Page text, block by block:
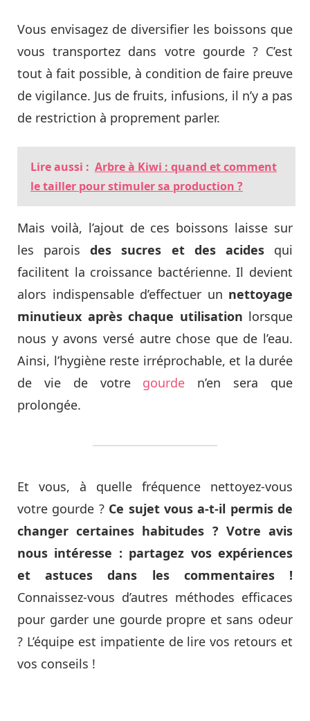
Vous envisagez de diversifier les boissons que
vous transportez dans votre gourde ? C’est
tout à fait possible, à condition de faire preuve
de vigilance. Jus de fruits, infusions, il n’y a pas
de restriction à proprement parler.
Lire aussi : Arbre à Kiwi : quand et comment
le tailler pour stimuler sa production ?
Mais voilà, l’ajout de ces boissons laisse sur
les paroisdes sucres et des acidesqui
facilitent la croissance bactérienne. Il devient
alors indispensable d’effectuer un nettoyage
minutieux après chaque utilisation lorsque
nous y avons versé autre chose que de l’eau.
Ainsi, l’hygiène reste irréprochable, et la durée
de vie de votre gourde n’en sera que
prolongée.
Et vous, à quelle fréquence nettoyez-vous
votre gourde ? Ce sujet vous a-t-il permis de
changer certaines habitudes ? Votre avis
nous intéresse : partagez vos expériences
et astuces dans les commentaires !
Connaissez-vous d’autres méthodes efficaces
pour garder une gourde propre et sans odeur
? L’équipe est impatiente de lire vos retours et
vos conseils !